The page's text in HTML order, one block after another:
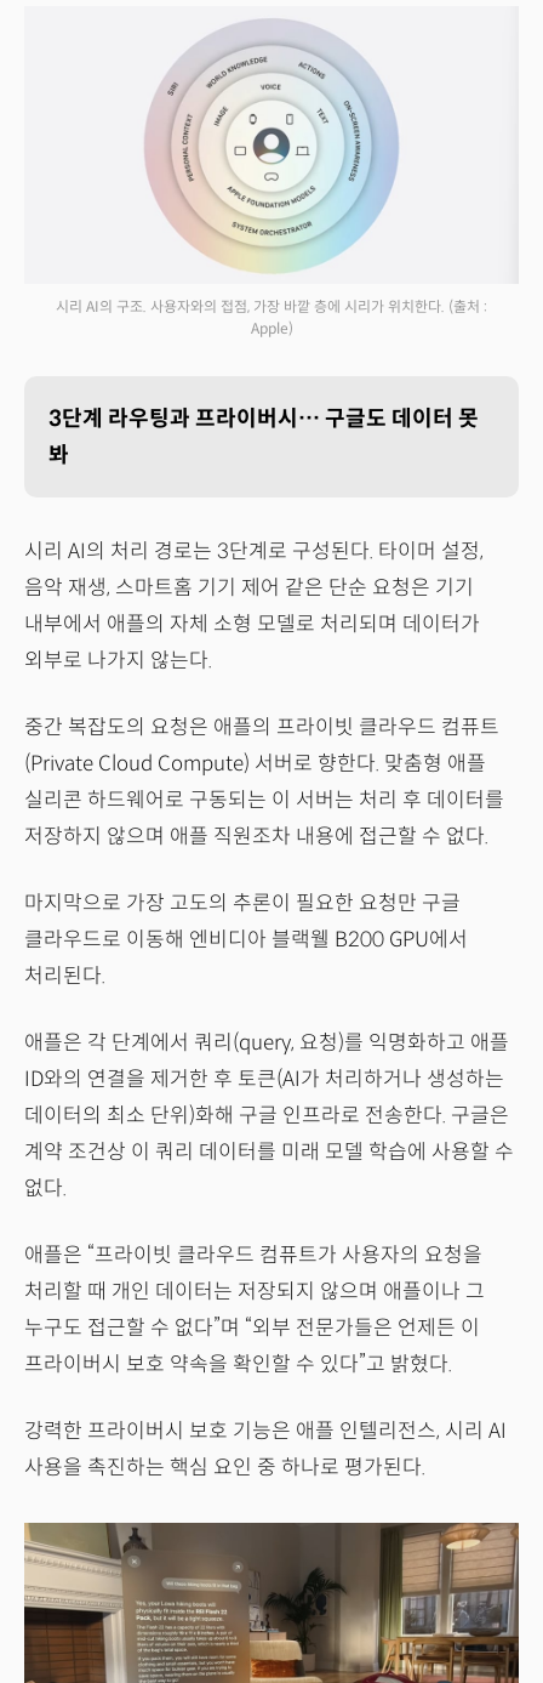
시리 AI의 구조. 사용자와의 접점, 가장 바깥 층에 시리가 위치한다. (출처 :
Apple)
3단계 라우팅과 프라이버시… 구글도 데이터 못
봐
시리 AI의 처리 경로는 3단계로 구성된다. 타이머 설정,
음악 재생, 스마트홈 기기 제어 같은 단순 요청은 기기
내부에서 애플의 자체 소형 모델로 처리되며 데이터가
외부로 나가지 않는다.
중간 복잡도의 요청은 애플의 프라이빗 클라우드 컴퓨트
(Private Cloud Compute) 서버로 향한다. 맞춤형 애플
실리콘 하드웨어로 구동되는 이 서버는 처리 후 데이터를
저장하지 않으며 애플 직원조차 내용에 접근할 수 없다.
마지막으로 가장 고도의 추론이 필요한 요청만 구글
클라우드로 이동해 엔비디아 블랙웰 B200 GPU에서
처리된다.
애플은 각 단계에서 쿼리(query, 요청)를 익명화하고 애플
ID와의 연결을 제거한 후 토큰(AI가 처리하거나 생성하는
데이터의 최소 단위)화해 구글 인프라로 전송한다. 구글은
계약 조건상 이 쿼리 데이터를 미래 모델 학습에 사용할 수
없다.
애플은 “프라이빗 클라우드 컴퓨트가 사용자의 요청을
처리할 때 개인 데이터는 저장되지 않으며 애플이나 그
누구도 접근할 수 없다”며 “외부 전문가들은 언제든 이
프라이버시 보호 약속을 확인할 수 있다”고 밝혔다.
강력한 프라이버시 보호 기능은 애플 인텔리전스, 시리 AI
사용을 촉진하는 핵심 요인 중 하나로 평가된다.